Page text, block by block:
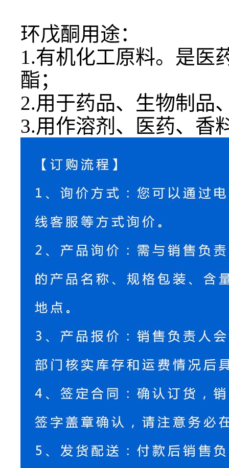
环戊酮用途：
1.有机化工原料。是医
酯；
2.用于药品、生物制品
3.用作溶剂、医药、香